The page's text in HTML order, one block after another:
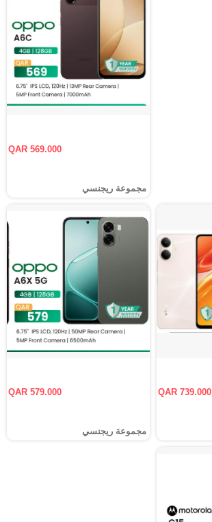
QAR 569.000
مجموعة ريجنسي
QAR 739.000
QAR 579.000
مجموعة ريجنسي